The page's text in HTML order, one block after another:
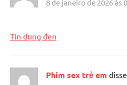
8 de janeiro de 2026 às
Tín dụng đen
Phim sex trẻ em